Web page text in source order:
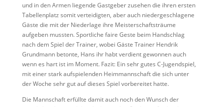
und in den Armen liegende Gastgeber zusehen die ihren ersten
Tabellenplatz somit verteidigten, aber auch niedergeschlagene
Gäste die mit der Niederlage ihre Meisterschaftsträume
aufgeben mussten. Sportliche faire Geste beim Handschlag
nach dem Spiel der Trainer, wobei Gäste Trainer Hendrik
Grundmann betonte, Hans ihr habt verdient gewonnen auch
wenn es hart ist im Moment. Fazit: Ein sehr gutes C-Jugendspiel,
mit einer stark aufspielenden Heimmannschaft die sich unter
der Woche sehr gut auf dieses Spiel vorbereitet hatte.
Die Mannschaft erfüllte damit auch noch den Wunsch der